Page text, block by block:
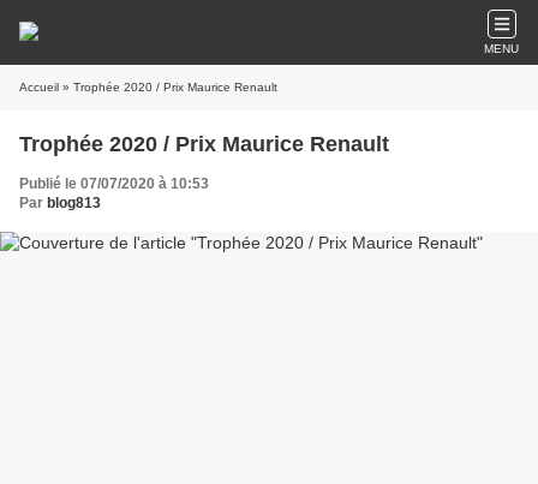
MENU
Accueil » Trophée 2020 / Prix Maurice Renault
Trophée 2020 / Prix Maurice Renault
Publié le 07/07/2020 à 10:53
Par blog813